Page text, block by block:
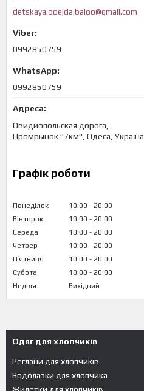
detskaya.odejda.baloo@gmail.com
0992850759
0992850759
Овидиопольская дорога,
Промрынок "7км", Одеса, Україна
Графік роботи
Понеділок 10:00
20:00
Вівторок
10:00
20:00
Середа
10:00
20:00
Четвер
10:00
20:00
Пʼятниця
10:00
20:00
Субота
10:00
20:00
Неділя
Вихідний
Одяг для хлопчиків
Реглани для хлопчиків
Водолазки для хлопчика